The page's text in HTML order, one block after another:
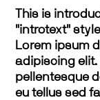
This is
"introtext"
Lorem ipsum
adipiscing elit.
pellentesque
eu tellus sed